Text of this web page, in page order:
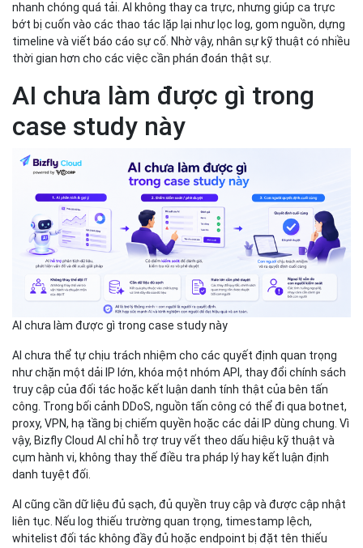
nhanh chóng quá tải. AI không thay ca trực, nhưng giúp ca trực
bớt bị cuốn vào các thao tác lặp lại như lọc log, gom nguồn, dựng
timeline và viết báo cáo sự cố. Nhờ vậy, nhân sự kỹ thuật có nhiều
thời gian hơn cho các việc cần phán đoán thật sự.
AI chưa làm được gì trong
case study này
AI chưa làm được gì trong case study này
AI chưa thể tự chịu trách nhiệm cho các quyết định quan trọng
như chặn một dải IP lớn, khóa một nhóm API, thay đổi chính sách
truy cập của đối tác hoặc kết luận danh tính thật của bên tấn
công. Trong bối cảnh DDoS, nguồn tấn công có thể đi qua botnet,
proxy, VPN, hạ tầng bị chiếm quyền hoặc các dải IP dùng chung. Vì
vậy, Bizfly Cloud AI chỉ hỗ trợ truy vết theo dấu hiệu kỹ thuật và
cụm hành vi, không thay thế điều tra pháp lý hay kết luận định
danh tuyệt đối.
AI cũng cần dữ liệu đủ sạch, đủ quyền truy cập và được cập nhật
liên tục. Nếu log thiếu trường quan trọng, timestamp lệch,
whitelist đối tác không đầy đủ hoặc endpoint bị đặt tên thiếu